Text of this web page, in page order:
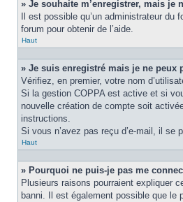
» Je souhaite m’enregistrer, mais je
Il est possible qu’un administrateur
forum pour obtenir de l’aide.
Haut
» Je suis enregistré mais je ne peux
Vérifiez, en premier, votre nom
Si la gestion COPPA est active et si
nouvelle création de compte soit
instructions.
Si vous n’avez pas reçu d’e-mail, il se
Haut
» Pourquoi ne puis-je pas me
Plusieurs raisons pourraient expliquer
banni. Il est également possible que le